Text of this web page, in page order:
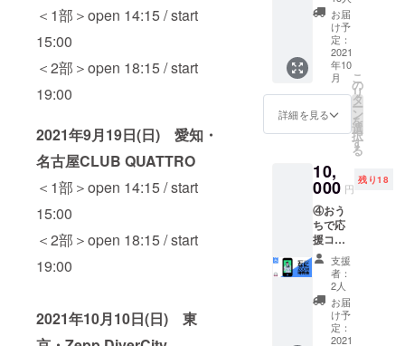
＜1部＞open 14:15 / start
15:00
＜2部＞open 18:15 / start
19:00
2021年9月19日(日) 愛知・
名古屋CLUB QUATTRO
＜1部＞open 14:15 / start
15:00
＜2部＞open 18:15 / start
19:00
2021年10月10日(日) 東
さい。 -
-申込時
のお願
い-- ※備
考欄に
クレ
ジット
る名前
を入れ
さい。
クレ
ジット
不要な
方はお
手数で
すが
「クレ
ジット
不要」
と記載
くださ
い。記
ますの
でご了
承くだ
さい。
※通常の
ト特典
会（別
予定 ※
万が
一、ツ
アーが
延期、
中止
等、内
容に変
更が
あった
場合で
も本イ
いま
す。 ※
画像
データ
はメー
ルでお
ます。 -
-申込時
考欄に
クレ
ジット
で載せ
る名前
を入れ
てくだ
さい。
クレ
ジット
不要な
方はお
ラーリ
ングが
異な
る、7め
るモ！
ジャ
ケッ
ト、け
です。
※集合
チェキ
はラン
ダムで
はござ
いませ
ん。 ※
商品の
配送は
10月以
降を予
アーカ
イブ映
像デー
タを後
日お送
りしま
す。 ・
ZOOM
は各2分
（接続
出来て
を行い
ます。
・当日
撮った
写メに
宛名を
入れて
メール
でお送
イブ映
像＋
［し
ふぉ
ん］
ZOOM
特典会
・ゆる
める
全員か
らのお
礼メッ
セージ
送信(写
真デー
タ付き)
・Zepp
公演の
アーカ
イブ映
像デー
タを後
お届
け予
定：
2021
年10
月
詳細を見る
こ
の
リ
タ
ー
ン
を
選
択
す
る
10,
000 円
残り18
④おう
ちで応
援コー
ス：
Zepp
アーカ
イブ映
像＋
［な
に］
支援
者：
2人
お届
け予
定：
2021